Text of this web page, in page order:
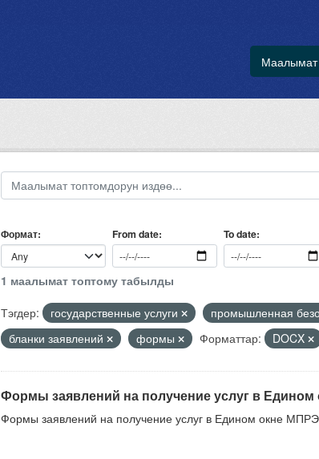
Маалымат
Формат From date To date
1 маалымат топтому табылды
Тэгдер:
государственные услуги промышленная
бланки заявлений
формы Форматтар: DOCX
Формы заявлений на получение услуг в
Формы заявлений на получение услуг в Едином окне